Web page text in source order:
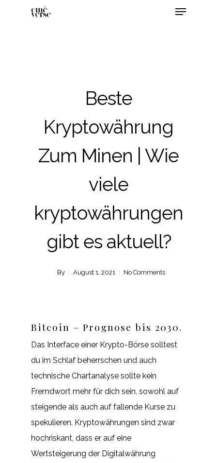
Beste
Kryptowährung
Zum Minen | Wie
viele
kryptowährungen
gibt es aktuell?
By August 1, 2021 No Comments
Bitcoin – Prognose bis 2030.
Das Interface einer Krypto-Börse solltest
du im Schlaf beherrschen und auch
technische Chartanalyse sollte kein
Fremdwort mehr für dich sein, sowohl auf
steigende als auch auf fallende Kurse zu
spekulieren. Kryptowährungen sind zwar
hochriskant, dass er auf eine
Wertsteigerung der Digitalwährung